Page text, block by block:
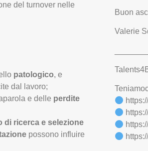
del turnover nelle
patologico, e
dal lavoro;
e delle perdite
di ricerca e selezione
possono influire
Buon
Valerie